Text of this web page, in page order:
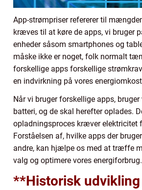
App-strømpriser refererer til
kræves til at køre de apps, vi bruger
enheder såsom smartphones og
måske ikke er noget, folk normalt
forskellige apps forskellige
en indvirkning på vores
Når vi bruger forskellige apps, bruger
batteri, og de skal herefter oplades.
opladningsproces kræver elektricitet
Forståelsen af, hvilke apps der
andre, kan hjælpe os med at træffe
valg og optimere vores energiforbrug.
**Historisk